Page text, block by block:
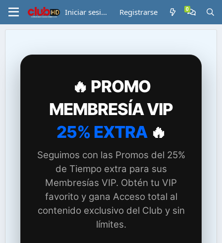
Iniciar sesión Registrarse
🔥 PROMO
MEMBRESÍA VIP
25% EXTRA🔥
Seguimos con las Promos del 25%
de Tiempo extra para sus
Membresías VIP. Obtén tu VIP
favorito y gana Acceso total al
contenido exclusivo del Club y sin
límites.